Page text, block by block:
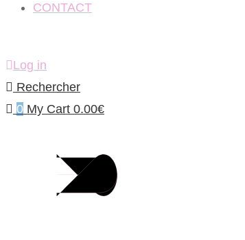
CONTACT
Log in
Rechercher
0 My Cart 0.00€